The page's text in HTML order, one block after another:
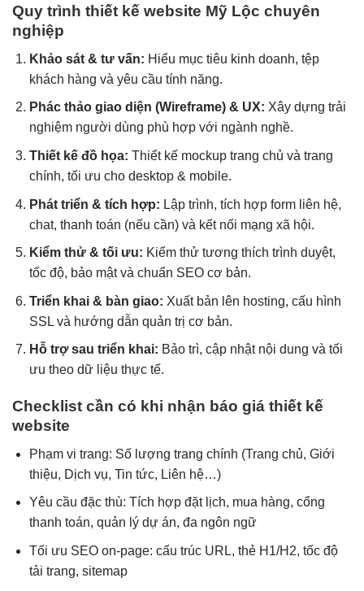
Quy trình thiết kế website Mỹ Lộc chuyên
nghiệp
Khảo sát & tư vấn: Hiểu mục tiêu kinh doanh, tệp
khách hàng và yêu cầu tính năng.
Phác thảo giao diện (Wireframe) & UX: Xây dựng trải
nghiệm người dùng phù hợp với ngành nghề.
Thiết kế đồ họa: Thiết kế mockup trang chủ và trang
chính, tối ưu cho desktop & mobile.
Phát triển & tích hợp: Lập trình, tích hợp form liên hệ,
chat, thanh toán (nếu cần) và kết nối mạng xã hội.
Kiểm thử & tối ưu: Kiểm thử tương thích trình duyệt,
tốc độ, bảo mật và chuẩn SEO cơ bản.
Triển khai & bàn giao: Xuất bản lên hosting, cấu hình
SSL và hướng dẫn quản trị cơ bản.
Hỗ trợ sau triển khai: Bảo trì, cập nhật nội dung và tối
ưu theo dữ liệu thực tế.
Checklist cần có khi nhận báo giá thiết kế
website
Phạm vi trang: Số lượng trang chính (Trang chủ, Giới
thiệu, Dịch vụ, Tin tức, Liên hệ…)
Yêu cầu đặc thù: Tích hợp đặt lịch, mua hàng, cổng
thanh toán, quản lý dự án, đa ngôn ngữ
Tối ưu SEO on-page: cấu trúc URL, thẻ H1/H2, tốc độ
tải trang, sitemap